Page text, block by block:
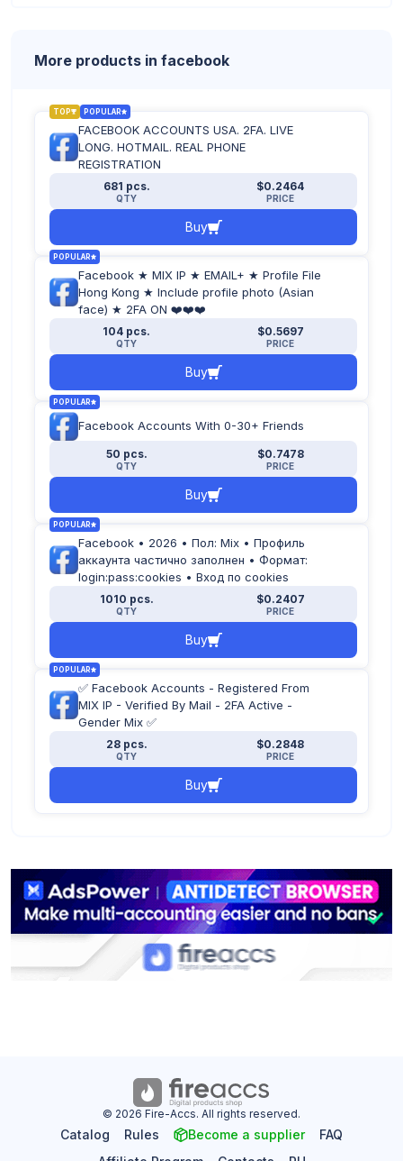
More products in facebook
TOP POPULAR
FACEBOOK ACCOUNTS USA. 2FA. LIVE
LONG. HOTMAIL. REAL PHONE
REGISTRATION
681 pcs.
QTY
$0.2464
PRICE
Buy
POPULAR
Facebook ★ MIX IP ★ EMAIL+ ★ Profile File
Hong Kong ★ Include profile photo (Asian
face) ★ 2FA ON ❤️❤️❤️
104 pcs.
QTY
$0.5697
PRICE
Buy
POPULAR
Facebook Accounts With 0-30+ Friends
50 pcs.
QTY
$0.7478
PRICE
Buy
POPULAR
Facebook • 2026 • Пол: Mix • Профиль
аккаунта частично заполнен • Формат:
login:pass:cookies • Вход по cookies
1010 pcs.
QTY
$0.2407
PRICE
Buy
POPULAR
✅ Facebook Accounts - Registered From
MIX IP - Verified By Mail - 2FA Active -
Gender Mix ✅
28 pcs.
QTY
$0.2848
PRICE
Buy
© 2026 Fire-Accs. All rights reserved.
Catalog Rules Become a supplier
FAQ